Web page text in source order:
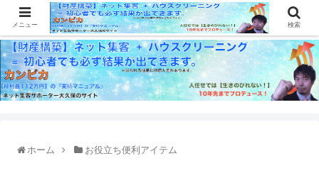
ホーム お役立ち便利アイテム
メニュー 検索